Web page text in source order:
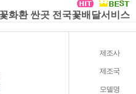
화환 싼곳 전국꽃배달서비스
제조사
제조국
모델명